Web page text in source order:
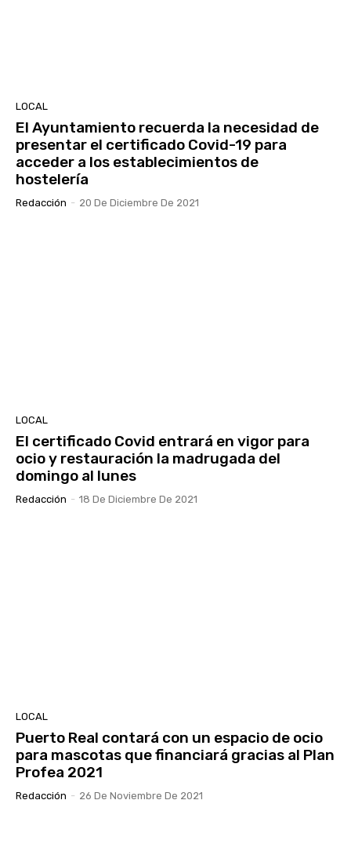
LOCAL
El Ayuntamiento recuerda la necesidad de
presentar el certificado Covid-19 para
acceder a los establecimientos de
hostelería
Redacción - 20 De Diciembre De 2021
LOCAL
El certificado Covid entrará en vigor para
ocio y restauración la madrugada del
domingo al lunes
Redacción - 18 De Diciembre De 2021
LOCAL
Puerto Real contará con un espacio de ocio
para mascotas que financiará gracias al Plan
Profea 2021
Redacción - 26 De Noviembre De 2021